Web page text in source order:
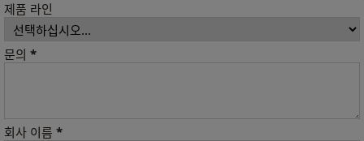
제품 라인
문의 *
회사 이름 *